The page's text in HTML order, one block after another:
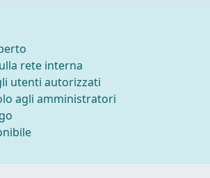
rete interna
utenti autorizzati
agli amministratori